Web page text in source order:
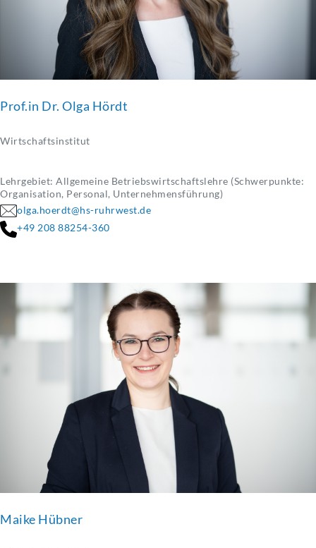
Prof.in Dr. Olga Hördt
Wirtschaftsinstitut
Lehrgebiet: Allgemeine Betriebswirtschaftslehre (Schwerpunkte:
Organisation, Personal, Unternehmensführung)
olga.hoerdt@hs-ruhrwest.de
+49 208 88254-360
Maike Hübner